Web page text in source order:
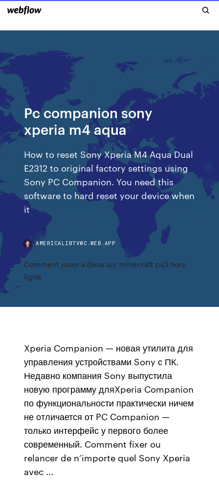
Pc companion sony
xperia m4 aqua
How to reset Sony Xperia M4 Aqua Dual
E2312 to original factory settings using
Sony PC Companion. You need this
software to hard reset your device when
it
AMERICALIBTVWC.WEB.APP
Comment jouer a deux sur minecraft ps3 hors
ligne
Xperia Companion — новая утилита для
управления устройствами Sony с ПК.
Недавно компания Sony выпустила
новую программу дляXperia Companion
по функциональности практически ничем
не отличается от PC Companion —
только интерфейс у первого более
современный. Comment fixer ou
relancer de n’importe quel Sony Xperia
avec ...